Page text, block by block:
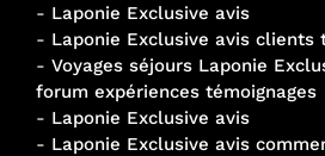
- Laponie Exclusive avis
- Laponie Exclusive avis clients
- Voyages séjours Laponie
forum expériences témoignages
- Laponie Exclusive avis
- Laponie Exclusive avis